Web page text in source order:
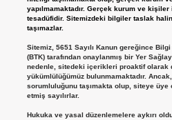
yapılmamaktadır. Gerçek kurum ve
tesadüfidir. Sitemizdeki bilgiler taslak
taşımazlar.
Sitemiz, 5651 Sayılı Kanun gereğince
(BTK) tarafından onaylanmış bir Yer
nedenle, sitedeki içerikleri proaktif olarak
yükümlülüğümüz bulunmamaktadır.
sorumluluğunu taşımakta olup, siteye üye
etmiş sayılırlar.
Hukuka ve yasal düzenlemelere aykırı